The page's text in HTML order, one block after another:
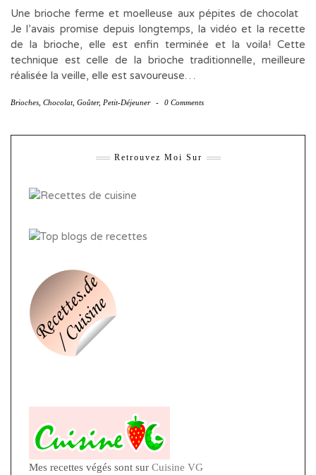
Une brioche ferme et moelleuse aux pépites de chocolat
Je l’avais promise depuis longtemps, la vidéo et la recette
de la brioche, elle est enfin terminée et la voila! Cette
technique est celle de la brioche traditionnelle, meilleure
réalisée la veille, elle est savoureuse…
Brioches Chocolat, Goûter, Petit-Déjeuner - 0 Comments
Retrouvez Moi Sur
Mes recettes végés sont sur Cuisine VG